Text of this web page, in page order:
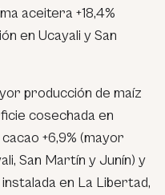
aceitera +18,4%
en Ucayali y San
producción de maíz
cosechada en
+6,9% (mayor
San Martín y Junín) y
en La Libertad,